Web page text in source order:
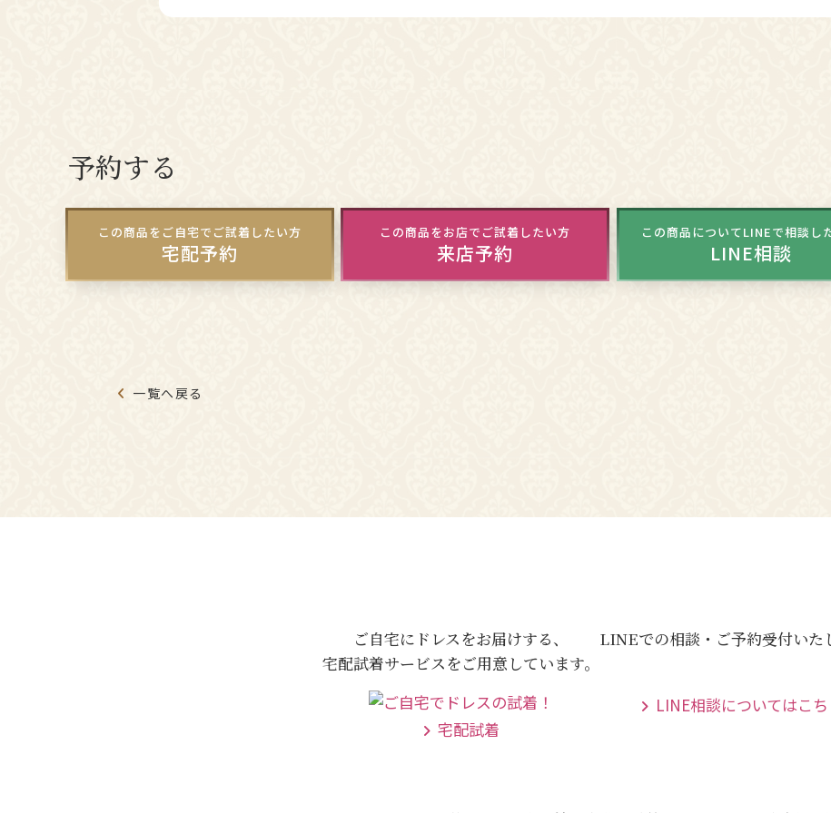
予約する
この商品をご自宅でご試着したい方
宅配予約
この商品をお店でご試着したい方
来店予約
この商品についてLINEで相談し
LINE相談
一覧へ戻る
ご自宅にドレスをお届けする、
宅配試着サービスをご用意しています。
宅配試着
LINEでの相談・ご予約受付いた
LINE相談についてはこち